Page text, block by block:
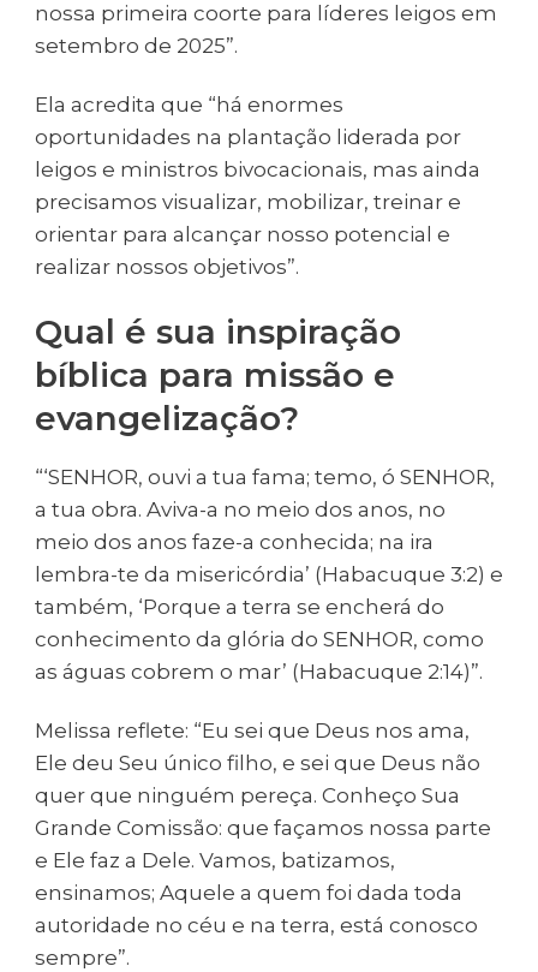
nossa primeira coorte para líderes leigos em
setembro de 2025”.
Ela acredita que “há enormes
oportunidades na plantação liderada por
leigos e ministros bivocacionais, mas ainda
precisamos visualizar, mobilizar, treinar e
orientar para alcançar nosso potencial e
realizar nossos objetivos”.
Qual é sua inspiração
bíblica para missão e
evangelização?
“‘SENHOR, ouvi a tua fama; temo, ó SENHOR,
a tua obra. Aviva-a no meio dos anos, no
meio dos anos faze-a conhecida; na ira
lembra-te da misericórdia’ (Habacuque 3:2) e
também, ‘Porque a terra se encherá do
conhecimento da glória do SENHOR, como
as águas cobrem o mar’ (Habacuque 2:14)”.
Melissa reflete: “Eu sei que Deus nos ama,
Ele deu Seu único filho, e sei que Deus não
quer que ninguém pereça. Conheço Sua
Grande Comissão: que façamos nossa parte
e Ele faz a Dele. Vamos, batizamos,
ensinamos; Aquele a quem foi dada toda
autoridade no céu e na terra, está conosco
sempre”.